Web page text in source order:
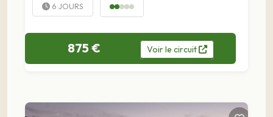
6 JOURS
875 € Voirle circuit